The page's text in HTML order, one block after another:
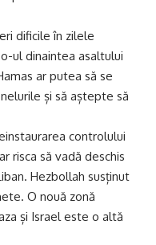
dificile în zilele
ul dinaintea asaltului
ar putea să se
și să aștepte să
controlului
risca să vadă deschis
Hezbollah susținut
O nouă zonă
și Israel este o altă